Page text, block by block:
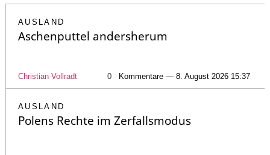
AUSLAND
Aschenputtel andersherum
Christian Vollradt 0 Kommentare — 8. August 2026 15:37
AUSLAND
Polens Rechte im Zerfallsmodus